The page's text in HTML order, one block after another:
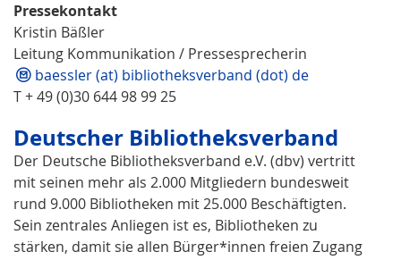
Pressekontakt
Kristin Bäßler
Leitung Kommunikation / Pressesprecherin
baessler (at) bibliotheksverband (dot) de
T + 49 (0)30 644 98 99 25
Deutscher Bibliotheksverband
Der Deutsche Bibliotheksverband e.V. (dbv) vertritt
mit seinen mehr als 2.000 Mitgliedern bundesweit
rund 9.000 Bibliotheken mit 25.000 Beschäftigten.
Sein zentrales Anliegen ist es, Bibliotheken zu
stärken, damit sie allen Bürger*innen freien Zugang